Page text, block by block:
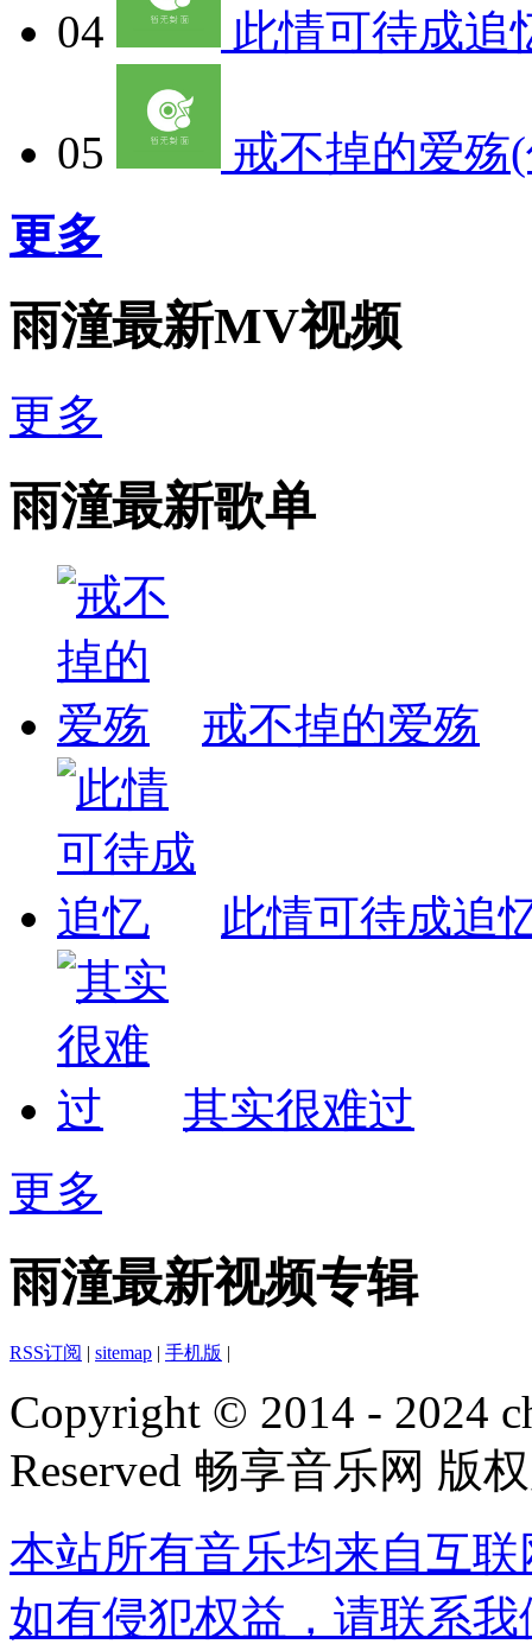
04 此情可待成追
05
戒不掉的爱殇
更多
雨潼最新MV视频
更多
雨潼最新歌单
戒不掉的爱殇
此情可待成追
其实很难过
更多
雨潼最新视频专辑
RSS订阅 | sitemap | 手机版 |
Copyright © 2014 - 2024
Reserved 畅享音乐网 版
本站所有音乐均来自互
如有侵犯权益，请联系